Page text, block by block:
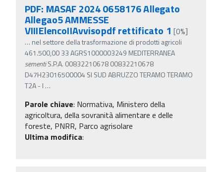
PDF: MASAF 2024 0658176 Allegato
Allegao5 AMMESSE
VIIIElencoIIAvvisopdf rettificato 1[0%]
… nel settore della trasformazione di prodotti agricoli
461.500,00 33 AGRS1000003249 MEDITERRANEA
sementiS.P.A. 00832210678 00832210678
D47H23016500004 SI SUD ABRUZZO TERAMO TERAMO
T2A - I …
Parole chiave: Normativa, Ministero della
agricoltura, della sovranità alimentare e delle
foreste, PNRR, Parco agrisolare
Ultima modifica: